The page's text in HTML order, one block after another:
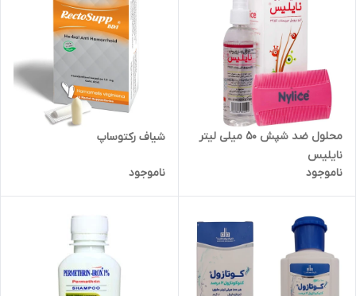
محلول ضد شپش 50 میلی لیتر
نایلیس
ناموجود
شیاف رکتوساپ
ناموجود